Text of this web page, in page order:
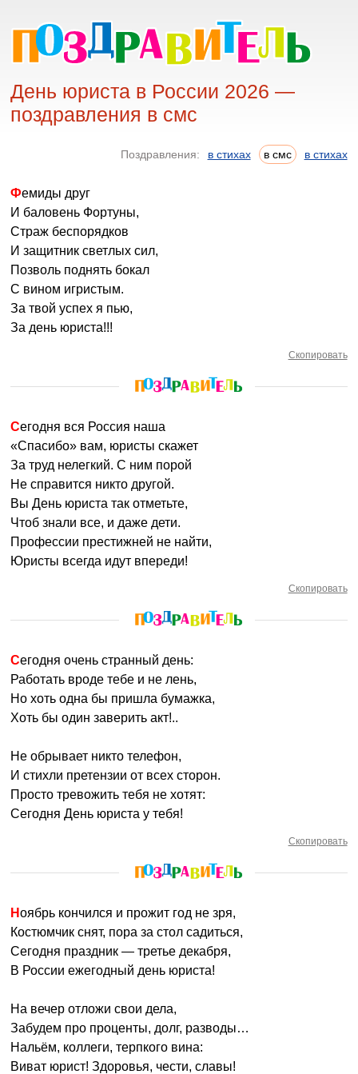
День юриста в России 2026 —
поздравления в смс
Поздравления: в стихах в смс в стихах
Фемиды друг
И баловень Фортуны,
Страж беспорядков
И защитник светлых сил,
Позволь поднять бокал
С вином игристым.
За твой успех я пью,
За день юриста!!!
Скопировать
Сегодня вся Россия наша
«Спасибо» вам, юристы скажет
За труд нелегкий. С ним порой
Не справится никто другой.
Вы День юриста так отметьте,
Чтоб знали все, и даже дети.
Профессии престижней не найти,
Юристы всегда идут впереди!
Скопировать
Сегодня очень странный день:
Работать вроде тебе и не лень,
Но хоть одна бы пришла бумажка,
Хоть бы один заверить акт!..
Не обрывает никто телефон,
И стихли претензии от всех сторон.
Просто тревожить тебя не хотят:
Сегодня День юриста у тебя!
Скопировать
Ноябрь кончился и прожит год не зря,
Костюмчик снят, пора за стол садиться,
Сегодня праздник — третье декабря,
В России ежегодный день юриста!
На вечер отложи свои дела,
Забудем про проценты, долг, разводы…
Нальём, коллеги, терпкого вина:
Виват юрист! Здоровья, чести, славы!